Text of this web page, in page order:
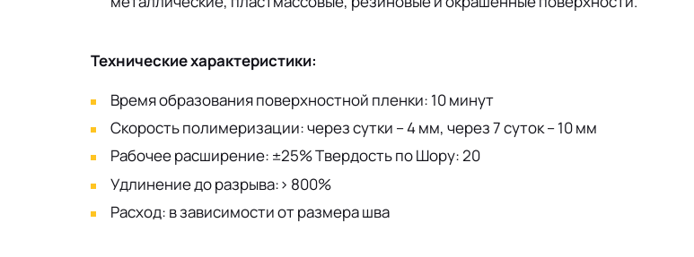
Технические характеристики:
Время образования поверхностной пленки: 10 минут
Скорость полимеризации: через сутки – 4 мм, через 7 суток – 10 мм
Рабочее расширение: ±25% Твердость по Шору: 20
Удлинение до разрыва:> 800%
Расход: в зависимости от размера шва